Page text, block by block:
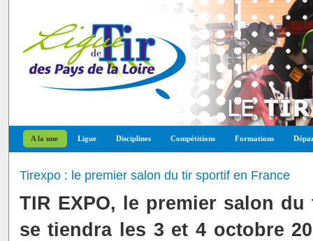
A la une Ligue Disciplines Compétitions Formations
Tirexpo : le premier salon du tir sportif en France
TIR EXPO, le premier salon
se tiendra les 3 et 4 octobre